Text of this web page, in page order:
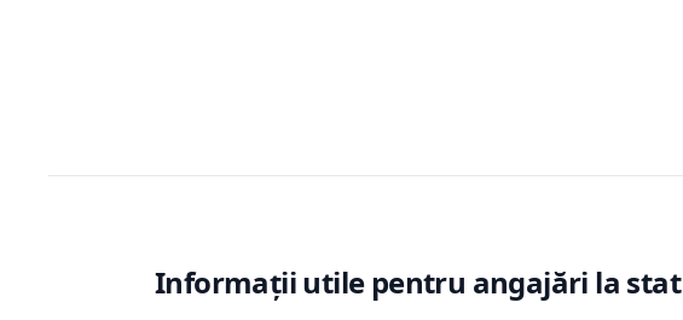
Informații utile pentru angajări la stat